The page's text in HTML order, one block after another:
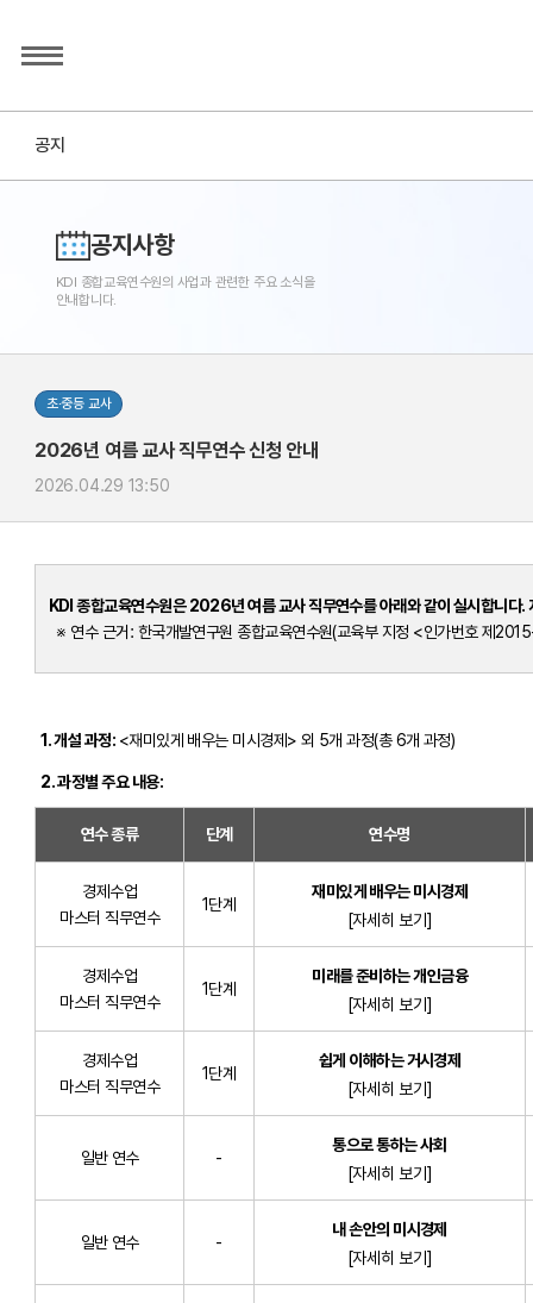
공지사항
KDI 종합교육연수원의 사업과 관련한 주요 소식을
안내합니다.
공지
초·중등 교사
2026년 여름 교사 직무연수 신청 안내
2026.04.29 13:50
KDI 종합교육연수원은 2026년 여름 교사 직무연수를 아래와 같이 실시합니다.
※ 연수 근거: 한국개발연구원 종합교육연수원(교육부 지정 <인가번호 제
1. 개설 과정: <재미있게 배우는 미시경제> 외 5개 과정(총 6개 과정)
2. 과정별 주요 내용:
연수 종류 단계 연수명
경제수업
마스터 직무연수
1단계
재미있게 배우는 미시경제
[자세히 보기]
경제수업
마스터 직무연수
1단계
미래를 준비하는 개인금융
[자세히 보기]
경제수업
마스터 직무연수
1단계
쉽게 이해하는 거시경제
[자세히 보기]
일반 연수 -
통으로 통하는 사회
[자세히 보기]
일반 연수 -
내 손안의 미시경제
[자세히 보기]